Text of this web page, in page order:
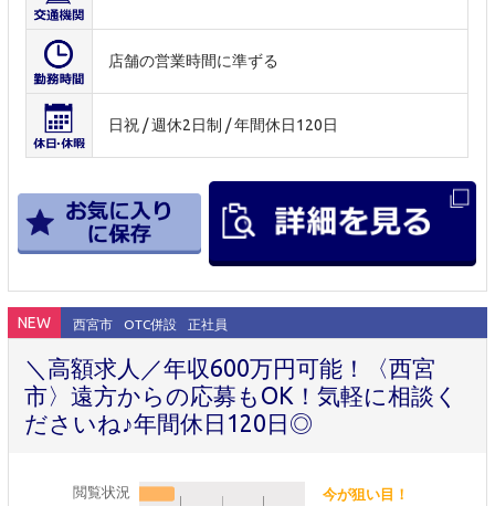
店舗の営業時間に準ずる
日祝 / 週休2日制 / 年間休日120日
NEW 西宮市 OTC併設 正社員
＼高額求人／年収600万円可能！〈西宮
市〉遠方からの応募もOK！気軽に相談く
ださいね♪年間休日120日◎
閲覧状況 今が狙い目！